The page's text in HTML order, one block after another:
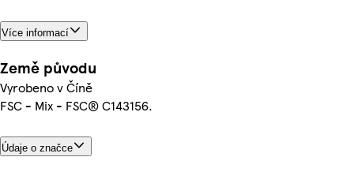
Více informací
Země původu
Vyrobeno v Číně
FSC - Mix - FSC® C143156.
Údaje o značce